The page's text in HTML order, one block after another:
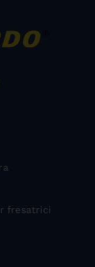
fresatrici